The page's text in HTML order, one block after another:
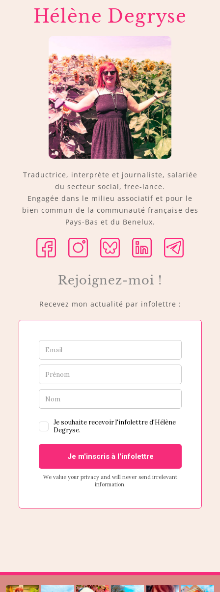
Hélène Degryse
Traductrice, interprète et journaliste, salariée
du secteur social, free-lance.
Engagée dans le milieu associatif et pour le
bien commun de la communauté française des
Pays-Bas et du Benelux.
Rejoignez-moi !
Recevez mon actualité par infolettre :